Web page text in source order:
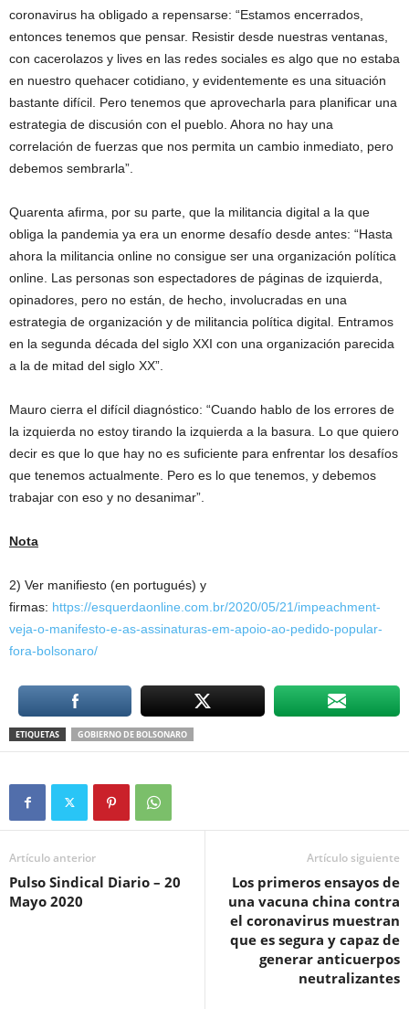
coronavirus ha obligado a repensarse: “Estamos encerrados,
entonces tenemos que pensar. Resistir desde nuestras ventanas,
con cacerolazos y lives en las redes sociales es algo que no estaba
en nuestro quehacer cotidiano, y evidentemente es una situación
bastante difícil. Pero tenemos que aprovecharla para planificar una
estrategia de discusión con el pueblo. Ahora no hay una
correlación de fuerzas que nos permita un cambio inmediato, pero
debemos sembrarla”.
Quarenta afirma, por su parte, que la militancia digital a la que
obliga la pandemia ya era un enorme desafío desde antes: “Hasta
ahora la militancia online no consigue ser una organización política
online. Las personas son espectadores de páginas de izquierda,
opinadores, pero no están, de hecho, involucradas en una
estrategia de organización y de militancia política digital. Entramos
en la segunda década del siglo XXI con una organización parecida
a la de mitad del siglo XX”.
Mauro cierra el difícil diagnóstico: “Cuando hablo de los errores de
la izquierda no estoy tirando la izquierda a la basura. Lo que quiero
decir es que lo que hay no es suficiente para enfrentar los desafíos
que tenemos actualmente. Pero es lo que tenemos, y debemos
trabajar con eso y no desanimar”.
Nota
2) Ver manifiesto (en portugués) y
firmas: https://esquerdaonline.com.br/2020/05/21/impeachment-
veja-o-manifesto-e-as-assinaturas-em-apoio-ao-pedido-popular-
fora-bolsonaro/
ETIQUETAS GOBIERNO DE BOLSONARO
Artículo anterior
Pulso Sindical Diario – 20
Mayo 2020
Artículo siguiente
Los primeros ensayos de
una vacuna china contra
el coronavirus muestran
que es segura y capaz de
generar anticuerpos
neutralizantes